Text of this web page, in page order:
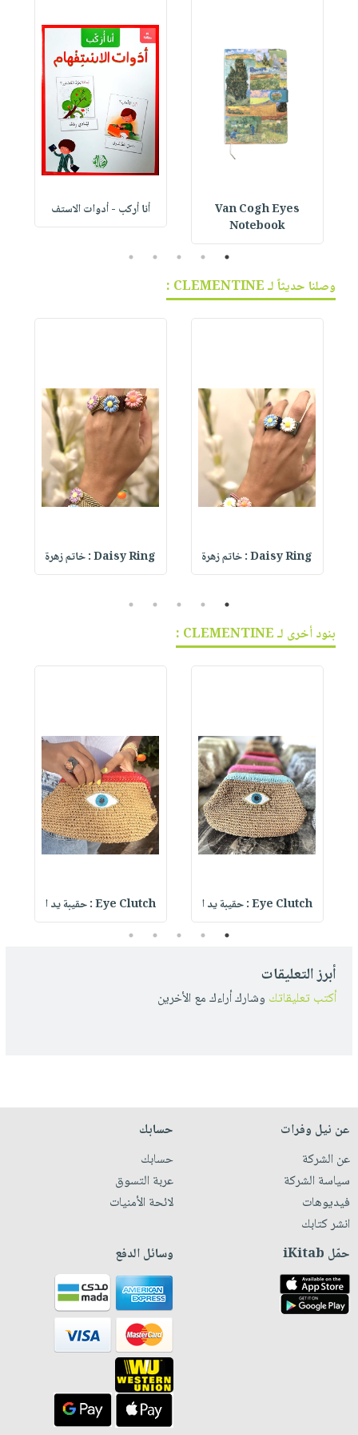
Van Cogh Eyes
Notebook
أنا أركب - أدوات الاستف
1
2
3
4
5
وصلنا حديثاً لـ CLEMENTINE :
Daisy Ring : خاتم زهرة Daisy Ring : خاتم زهرة
1
2
3
4
5
بنود أخرى لـ CLEMENTINE :
Eye Clutch : حقيبة يد ا Eye Clutch : حقيبة يد ا
1
2
3
4
5
أبرز التعليقات
أكتب تعليقاتك وشارك أراءك مع الأخرين
عن نيل وفرات
عن الشركة
سياسة الشركة
فيديوهات
انشر كتابك
حسابك
حسابك
عربة التسوق
لائحة الأمنيات
حمّل iKitab وسائل الدفع